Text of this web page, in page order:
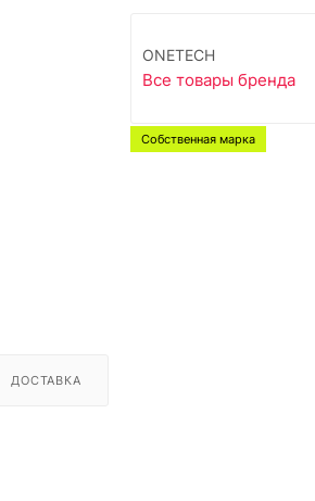
ONETECH
Все товары бренда
Собственная марка
ДОСТАВКА